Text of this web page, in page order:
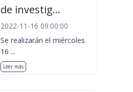
de investig...
2022-11-16 09:00:00
Se realizarán el miércoles
16 ...
Leer más